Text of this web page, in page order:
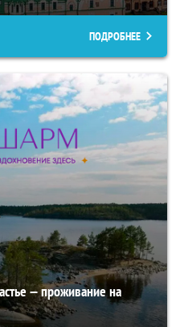
ПОДРОБНЕЕ
— проживание на